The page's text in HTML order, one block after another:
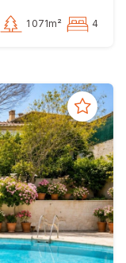
1 071m² 4